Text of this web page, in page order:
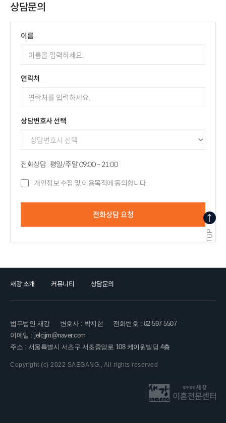
상담문의
이름
연락처
상담변호사 선택
전화상담 : 평일/주말 09:00 ~ 21:00
개인정보 수집 및 이용목적에 동의합니다.
전화상담 요청
새강 소개 커뮤니티 상담문의
법무법인 새강 변호사 : 박지현
전화번호 : 02-597-5507
이메일 : jelcjjm@naver.com
주소 : 서울특별시 서초구 서초중앙로 108 케이원빌딩 4층
Copyright (c) 2022 SAEGANG., All rights reserved